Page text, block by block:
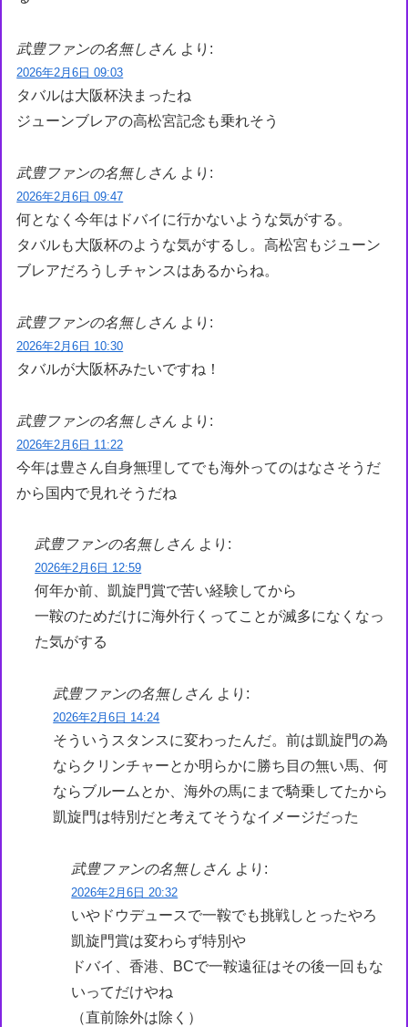
武豊ファンの名無しさん より:
2026年2月6日 09:03
タバルは大阪杯決まったね
ジューンブレアの高松宮記念も乗れそう
武豊ファンの名無しさん より:
2026年2月6日 09:47
何となく今年はドバイに行かないような気がする。
タバルも大阪杯のような気がするし。高松宮もジューン
ブレアだろうしチャンスはあるからね。
武豊ファンの名無しさん より:
2026年2月6日 10:30
タバルが大阪杯みたいですね！
武豊ファンの名無しさん より:
2026年2月6日 11:22
今年は豊さん自身無理してでも海外ってのはなさそうだ
から国内で見れそうだね
武豊ファンの名無しさん より:
2026年2月6日 12:59
何年か前、凱旋門賞で苦い経験してから
一鞍のためだけに海外行くってことが滅多になくなっ
た気がする
武豊ファンの名無しさん より:
2026年2月6日 14:24
そういうスタンスに変わったんだ。前は凱旋門の為
ならクリンチャーとか明らかに勝ち目の無い馬、何
ならブルームとか、海外の馬にまで騎乗してたから
凱旋門は特別だと考えてそうなイメージだった
武豊ファンの名無しさん より:
2026年2月6日 20:32
いやドウデュースで一鞍でも挑戦しとったやろ
凱旋門賞は変わらず特別や
ドバイ、香港、BCで一鞍遠征はその後一回もな
いってだけやね
（直前除外は除く）